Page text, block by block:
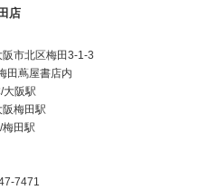
店
市北区梅田3-1-3
田蔦屋書店内
大阪駅
阪梅田駅
梅田駅
7471